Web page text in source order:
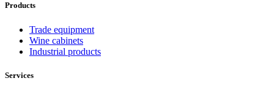
Products
Trade equipment
Wine cabinets
Industrial products
Services